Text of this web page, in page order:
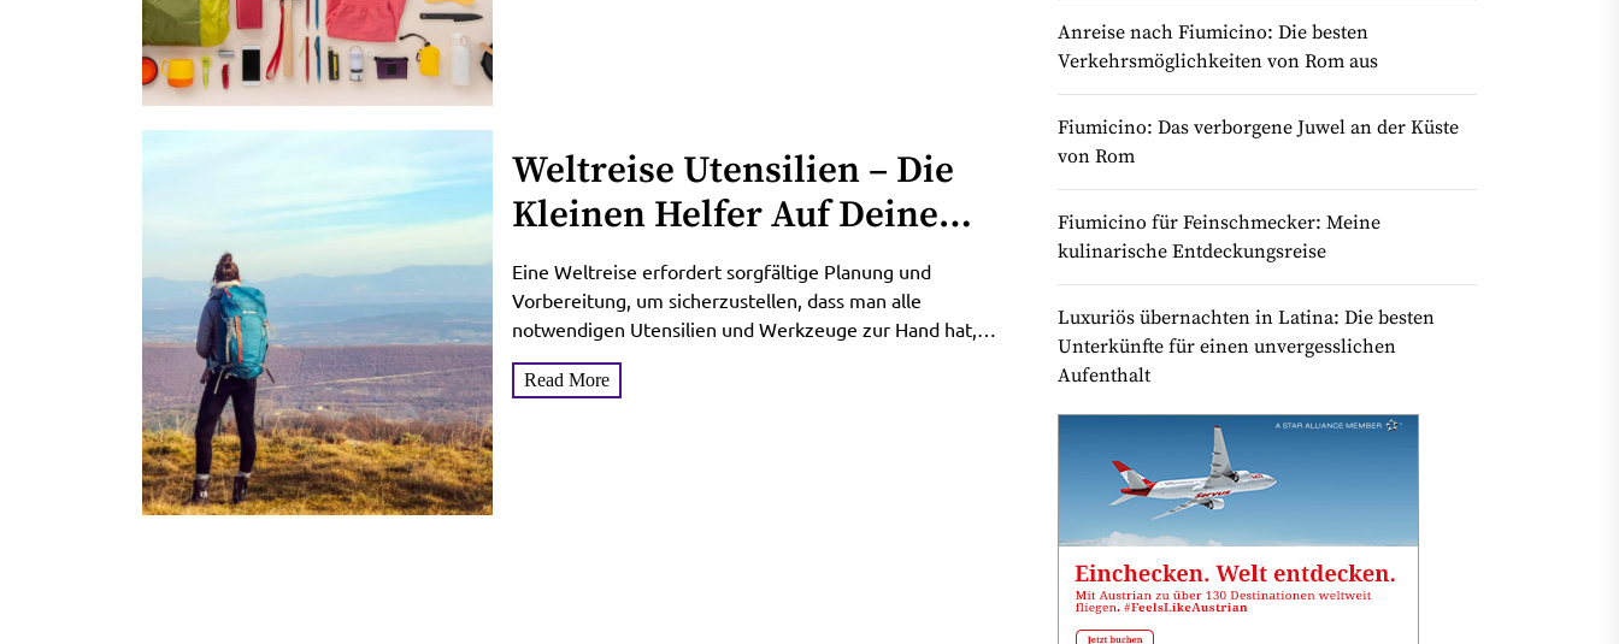
Weltreise Utensilien – Die
Kleinen Helfer Auf Deinem
Abenteuer
Eine Weltreise erfordert sorgfältige Planung und
Vorbereitung, um sicherzustellen, dass man alle
notwendigen Utensilien und Werkzeuge zur Hand hat,
um unterwegs bequem und sicher zu...
Read More
Anreise nach Fiumicino: Die besten
Verkehrsmöglichkeiten von Rom aus
Fiumicino: Das verborgene Juwel an der Küste
von Rom
Fiumicino für Feinschmecker: Meine
kulinarische Entdeckungsreise
Luxuriös übernachten in Latina: Die besten
Unterkünfte für einen unvergesslichen
Aufenthalt